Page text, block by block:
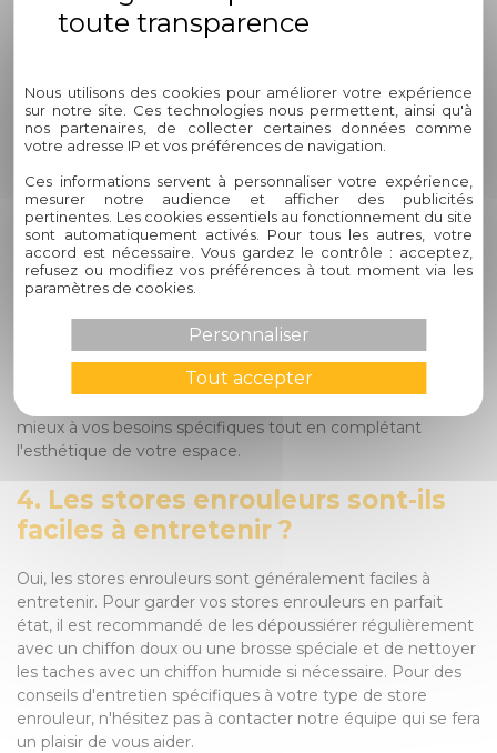
produits de qualité supérieure qui sont conçus pour durer.
Nos stores enrouleurs sont fabriqués avec des matériaux de
garantit leur durabilité à long terme. En moyenne, nos
stores enrouleurs ont une durée de vie estimée entre 7 et
10 ans, en fonction de l'utilisation et de l'entretien régulier.
3. Comment puis-je choisir le store
enrouleur parfait pour ma pièce ?
Le choix du store enrouleur parfait dépend de plusieurs
facteurs tels que vos préférences esthétiques, la taille de la
d'intimité recherché. Notre équipe chez Circelli Habitat est
là pour vous guider à chaque étape du processus de
sélection. Nous vous aiderons à choisir le type de tissu, la
couleur et le mécanisme de contrôle qui répondent le
mieux à vos besoins spécifiques tout en complétant
l'esthétique de votre espace.
4. Les stores enrouleurs sont-ils
faciles à entretenir ?
Oui, les stores enrouleurs sont généralement faciles à
entretenir. Pour garder vos stores enrouleurs en parfait
état, il est recommandé de les dépoussiérer régulièrement
avec un chiffon doux ou une brosse spéciale et de nettoyer
les taches avec un chiffon humide si nécessaire. Pour des
conseils d'entretien spécifiques à votre type de store
enrouleur, n'hésitez pas à contacter notre équipe qui se fera
un plaisir de vous aider.
Nous utilisons des cookies pour améliorer votre expérience
sur notre site. Ces technologies nous permettent, ainsi qu'à
nos partenaires, de collecter certaines données comme
votre adresse IP et vos préférences de navigation.
Ces informations servent à personnaliser votre expérience,
mesurer notre audience et afficher des publicités
pertinentes. Les cookies essentiels au fonctionnement du site
sont automatiquement activés. Pour tous les autres, votre
accord est nécessaire. Vous gardez le contrôle : acceptez,
refusez ou modifiez vos préférences à tout moment via les
paramètres de cookies.
Tout accepter
Personnaliser